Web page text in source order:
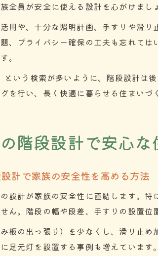
全員が安全に使える設計を心がけま
用や、十分な照明計画、手すりや滑
、プライバシー確保の工夫も忘れて
。
という検索が多いように、階段設計
を行い、長く快適に暮らせる住まいづ
階段設計で安心な
計で家族の安全性を高める方法
設計が家族の安全性に直結します。
ん。階段の幅や段差、手すりの設置
板の出っ張り）を少なくし、滑り止
足元灯を設置する事例も増えていま